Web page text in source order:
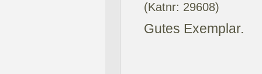
(Katnr: 29608)
Gutes Exemplar.